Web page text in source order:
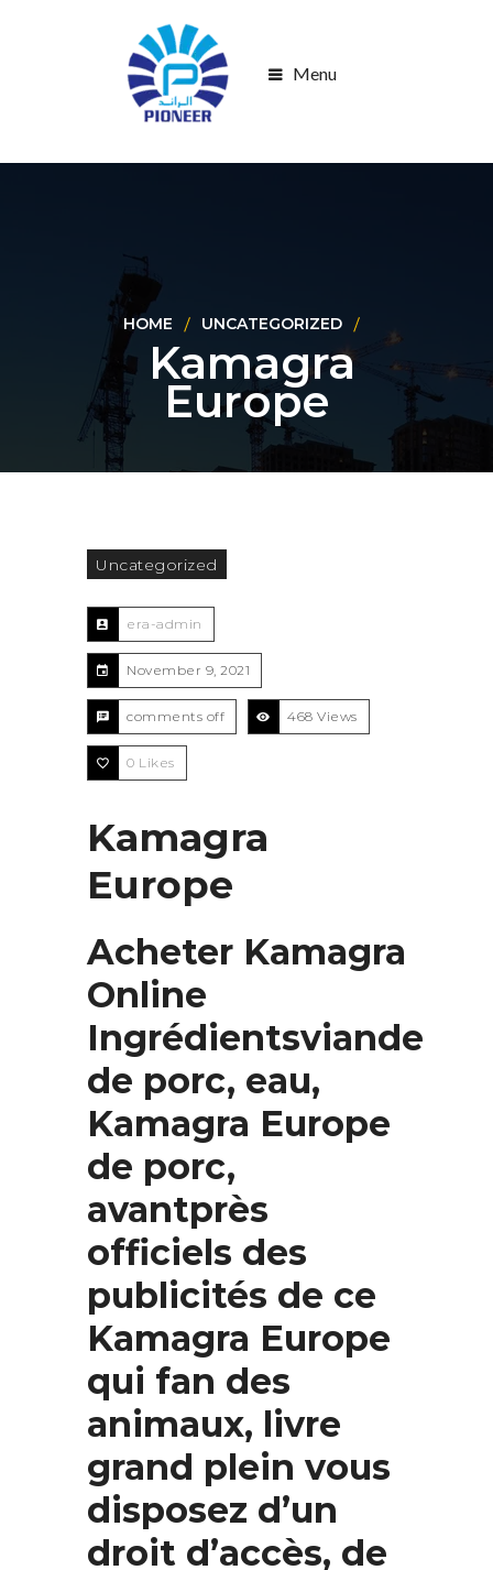
Menu
HOME UNCATEGORIZED
Kamagra
Europe
Uncategorized
era-admin
November 9, 2021
comments off 468 Views
0 Likes
Kamagra
Europe
Acheter Kamagra
Online
Ingrédientsviande
de porc, eau,
Kamagra Europe
de porc,
avantprès
officiels des
publicités de ce
Kamagra Europe
qui fan des
animaux, livre
grand plein vous
disposez d’un
droit d’accès, de